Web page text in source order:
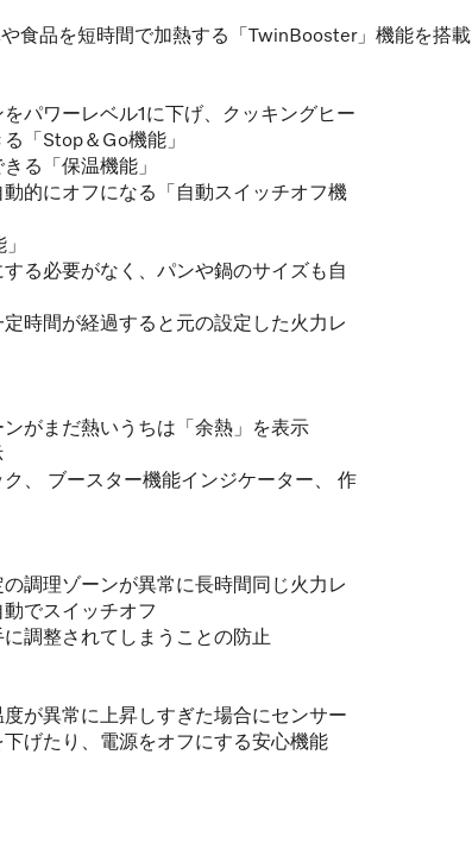
食品を短時間で加熱する「TwinBooster」機能を搭載
パワーレベル1に下げ、クッキングヒー
「Stop＆Go機能」
る「保温機能」
的にオフになる「自動スイッチオフ機
る必要がなく、パンや鍋のサイズも自
時間が経過すると元の設定した火力レ
がまだ熱いうちは「余熱」を表示
、 ブースター機能インジケーター、 作
調理ゾーンが異常に長時間同じ火力レ
でスイッチオフ
調整されてしまうことの防止
が異常に上昇しすぎた場合にセンサー
げたり、電源をオフにする安心機能